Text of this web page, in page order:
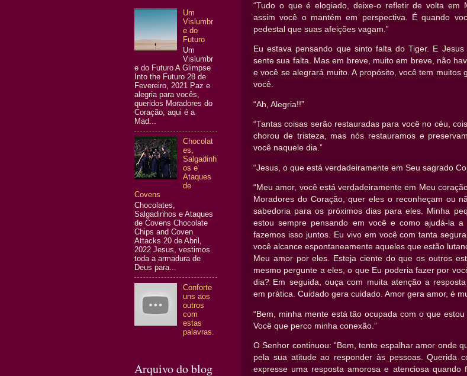
“Tudo o que é elogiado, deixe-o refletir de volta em
assim você o mantém em perspectiva. É quando
pedestal que suas afeições vagam.”
Eu estava pensando que sinto falta do Tiger. E Jesus
sente sua falta. Mas em breve, muito em breve, não
e você se alegrará muito. A propósito, você tem muitos
você.
“Ah, Alegria!!”
“Tantas coisas serão restauradas para você no céu,
chorou de tristeza, mas nós restauramos e
você naquele dia.”
“Jesus, o que está verdadeiramente em Seu sagrado
“Meu amor, você está verdadeiramente em Meu
Moradores do Coração, quer eles o reconheçam ou
sabedoria para os próximos dias para eles. Minha
estou sempre pensando em você e como ajudá-la a
fazemos isso juntos. Eu vivo em você com tanta
você alcance espontaneamente aqueles que estão
Meu amor por eles. Esteja ciente do que os outros
mesmo pergunte a eles, o que Eu poderia fazer por
dia? Em seguida, ouça com muita atenção a
em prática. Cuidado gera cuidado. Amor gera amor, é
“Bem, minha mente está tão ocupada com o que
Você que perco minha conexão.”
O Senhor continuou: “Bem, tente espalhar amor onde
pela sua atitude ao responder às pessoas. Querida
expresse uma resposta amorosa e atenciosa quando
Um
Vislumbr
e do
Futuro
Um
Vislumbr
e do Futuro A Glimpse
Into the Futuro 28 de
Fevereiro, 2021 Paz e
alegria para vocês,
queridos Moradores do
Coração, aqui é a
Mad...
Chocolat
es,
Salgadinh
os e
Ataques
de
Covens
Chocolates,
Salgadinhos e Ataques
de Covens Chocolate
Chips and Coven
Attacks 20 de Abril,
2022 Jesus, vestimos
toda a armadura de
Deus para...
Conforte
uns aos
outros
com
estas
palavras.
Arquivo do blog